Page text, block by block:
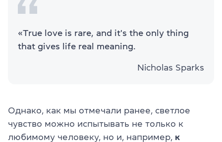
«True love is rare, and it's the only thing
that gives life real meaning.
Nicholas Sparks
Однако, как мы отмечали ранее, светлое
чувство можно испытывать не только к
любимому человеку, но и, например, к